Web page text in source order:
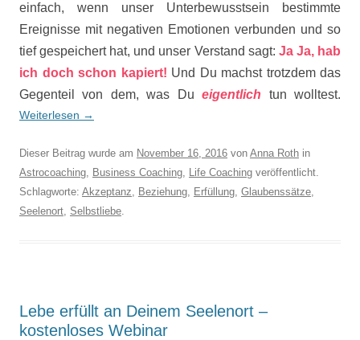
einfach, wenn unser Unterbewusstsein bestimmte
Ereignisse mit negativen Emotionen verbunden und so
tief gespeichert hat, und unser Verstand sagt: Ja Ja, hab
ich doch schon kapiert! Und Du machst trotzdem das
Gegenteil von dem, was Dueigentlich tun wolltest.
Weiterlesen →
Dieser Beitrag wurde am November 16, 2016 von Anna Roth in
Astrocoaching, Business Coaching, Life Coaching veröffentlicht.
Schlagworte: Akzeptanz, Beziehung, Erfüllung, Glaubenssätze,
Seelenort, Selbstliebe.
Lebe erfüllt an Deinem Seelenort –
kostenloses Webinar